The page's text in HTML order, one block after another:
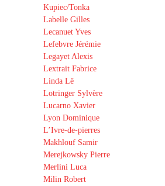
Kupiec/Tonka
Labelle Gilles
Lecanuet Yves
Lefebvre Jérémie
Legayet Alexis
Lextrait Fabrice
Linda Lê
Lotringer Sylvère
Lucarno Xavier
Lyon Dominique
L’Ivre-de-pierres
Makhlouf Samir
Merejkowsky Pierre
Merlini Luca
Milin Robert